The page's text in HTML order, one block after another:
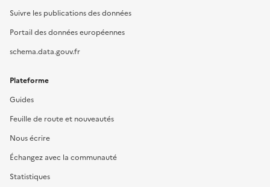
Suivre les publications des données
Portail des données européennes
schema.data.gouv.fr
Plateforme
Guides
Feuille de route et nouveautés
Nous écrire
Échangez avec la communauté
Statistiques